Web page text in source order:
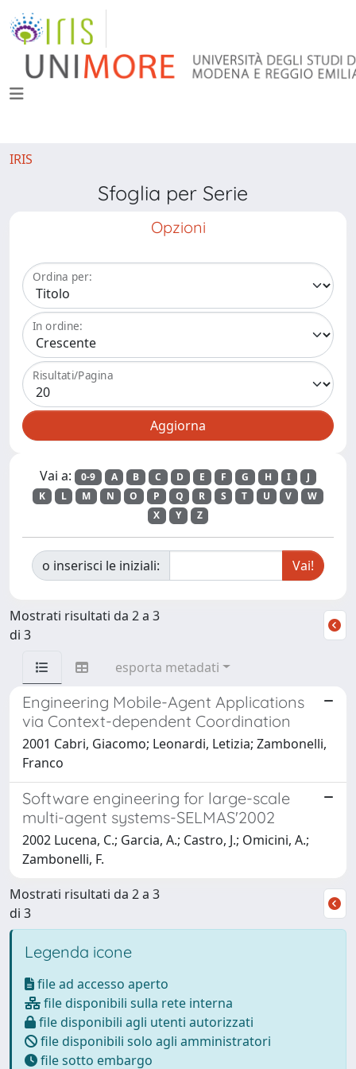
IRIS
Sfoglia per Serie
Opzioni
Ordina per:
In ordine:
Risultati/Pagina
Vai a: 0-9 A B C D E F G H I
J
K
L M N O P Q R S T U V
W
X
Y Z
o inserisci le iniziali:
Mostrati risultati da 2 a 3
di 3
esporta metadati
Engineering Mobile-Agent Applications
via Context-dependent Coordination
2001 Cabri, Giacomo; Leonardi, Letizia; Zambonelli,
Franco
Software engineering for large-scale
multi-agent systems-SELMAS'2002
2002 Lucena, C.; Garcia, A.; Castro, J.; Omicini, A.;
Zambonelli, F.
Mostrati risultati da 2 a 3
di 3
Legenda icone
file ad accesso aperto
file disponibili sulla rete interna
file disponibili agli utenti autorizzati
file disponibili solo agli amministratori
file sotto embargo